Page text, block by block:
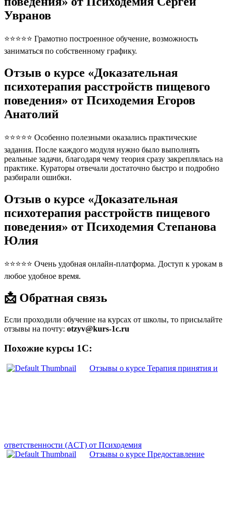
Увранов
⭐⭐⭐⭐⭐ Грамотно построенное обучение, возможность
заниматься по собственному графику.
Отзыв о курсе «Доказательная
психотерапия расстройств пищевого
поведения» от Психодемия Егоров
Анатолий
⭐⭐⭐⭐⭐ Особенно полезными оказались практические
задания. После каждого модуля нужно было выполнять
реальные задачи, благодаря чему теория сразу закреплялась на
практике. Кураторы отвечали достаточно быстро и подробно
разбирали ошибки.
Отзыв о курсе «Доказательная
психотерапия расстройств пищевого
поведения» от Психодемия Степанова
Юлия
⭐⭐⭐⭐⭐ Очень удобная онлайн-платформа. Доступ к урокам в
любое удобное время.
📩 Обратная связь
Если проходили обучение на курсах от школы, то присылайте
отзывы на почту: otzyv@kurs-1c.ru
Похожие курсы 1С:
Отзывы о курсе Терапия принятия и
ответственности (ACT) от Психодемия
Отзывы о курсе Предоставление